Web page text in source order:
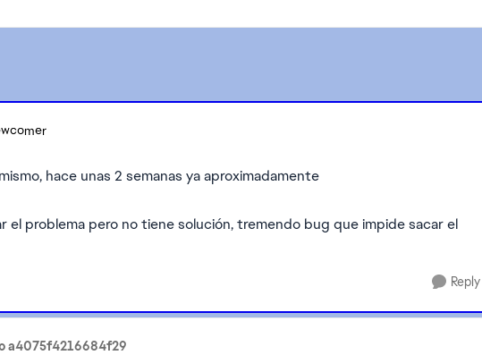
hace unas 2 semanas ya aproximadamente
el problema pero no tiene solución, tremendo bug que impide sacar el
Reply
a4075f4216684f29